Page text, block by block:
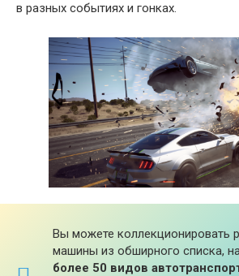
в разных событиях и гонках.
Вы можете коллекционировать
машины из обширного списка,
более 50 видов